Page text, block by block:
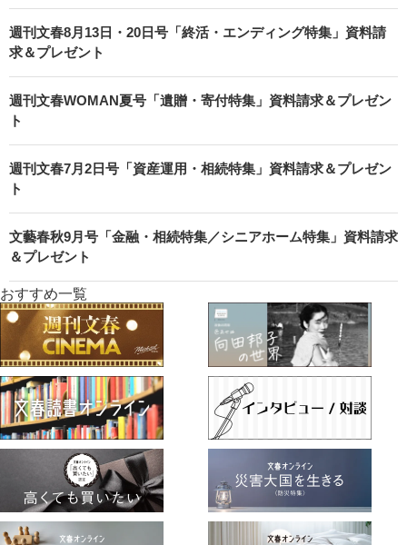
週刊文春8月13日・20日号「終活・エンディング特集」資料請
求＆プレゼント
週刊文春WOMAN夏号「遺贈・寄付特集」資料請求＆プレゼン
ト
週刊文春7月2日号「資産運用・相続特集」資料請求＆プレゼン
ト
文藝春秋9月号「金融・相続特集／シニアホーム特集」資料請求
＆プレゼント
おすすめ一覧